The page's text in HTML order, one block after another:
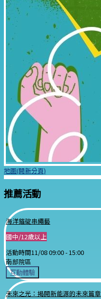
地圖(開新分頁)
推薦活動
海洋錨碇串繩藝
國中/12歲以上
活動時間11/08 09:00 - 15:00
南部院區
互動體驗
未來之光：揭開新能源的未來篇章